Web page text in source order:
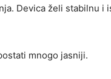
Devica želi stabilnu i
mnogo jasniji.